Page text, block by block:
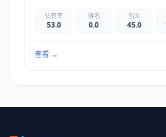
佔有率
53.0
排名
0.0
引文
45.0
查看 →